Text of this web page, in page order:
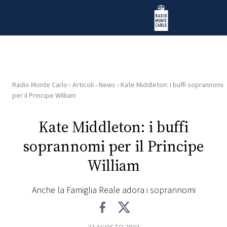
Radio Monte Carlo
HOME
RADIO
WEB
RADIO
PLAYLIST
Radio Monte Carlo › Articoli › News › Kate Middleton: i buffi soprannomi
per il Principe William
Kate Middleton: i buffi
soprannomi per il Principe
William
Anche la Famiglia Reale adora i soprannomi